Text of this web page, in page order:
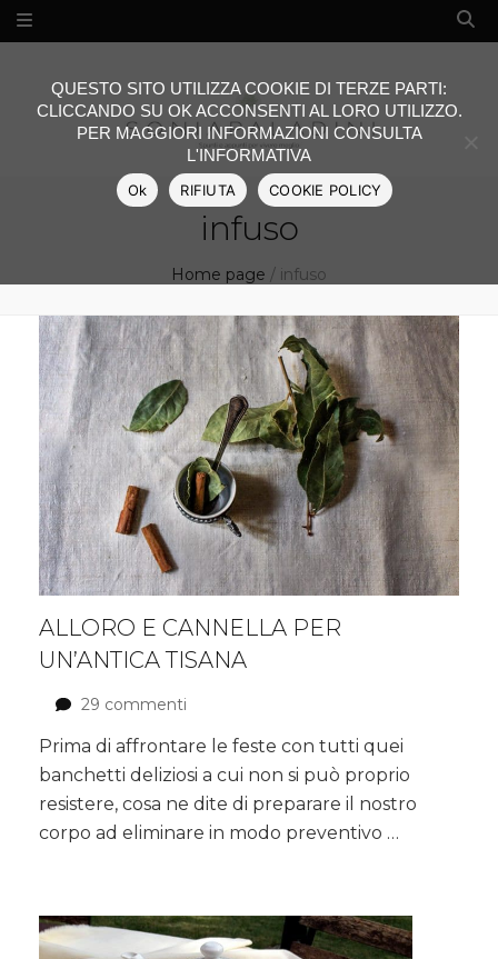
infuso
Home page / infuso
ALLORO E CANNELLA PER
UN’ANTICA TISANA
29 commenti
e
cannella
per
un’antica
tisana
Prima di affrontare le feste con tutti quei
banchetti deliziosi a cui non si può proprio
resistere, cosa ne dite di preparare il nostro
corpo ad eliminare in modo preventivo …
QUESTO SITO UTILIZZA COOKIE DI TERZE PARTI:
CLICCANDO SU OK ACCONSENTI AL LORO UTILIZZO.
PER MAGGIORI INFORMAZIONI CONSULTA
L'INFORMATIVA
Ok RIFIUTA COOKIE POLICY